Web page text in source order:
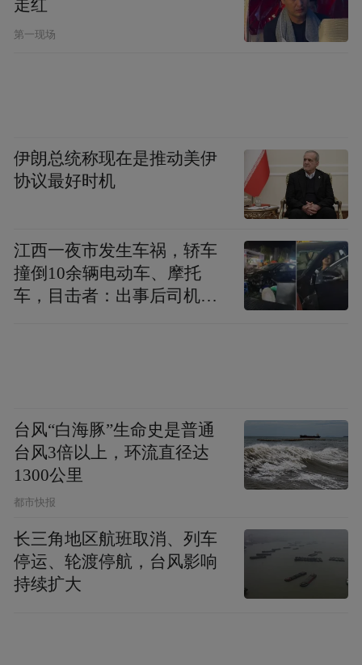
走红
第一现场
伊朗总统称现在是推动美伊
协议最好时机
江西一夜市发生车祸，轿车
撞倒10余辆电动车、摩托
车，目击者：出事后司机一
台风“白海豚”生命史是普通
台风3倍以上，环流直径达
1300公里
都市快报
长三角地区航班取消、列车
停运、轮渡停航，台风影响
持续扩大